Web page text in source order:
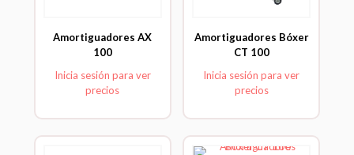
Amortiguadores AX
100
Inicia sesión para ver
precios
Amortiguadores Bóxer
CT 100
Inicia sesión para ver
precios